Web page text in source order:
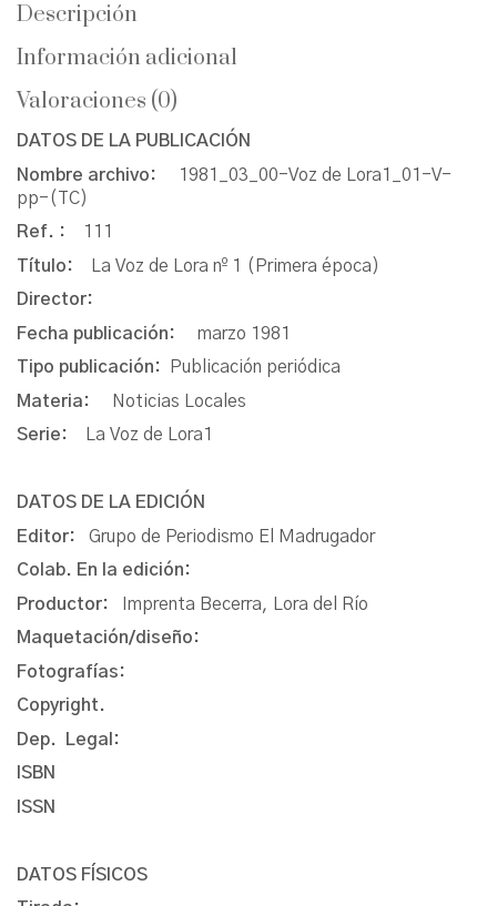
Descripción
Información adicional
Valoraciones (0)
DATOS DE LA PUBLICACIÓN
Nombre archivo:
1981_03_00-Voz de Lora1_01-V-
pp-(TC)
Ref. :
111
Título:
La Voz de Lora nº 1 (Primera época)
Director:
Fecha publicación: marzo 1981
Tipo publicación:
Publicación periódica
Materia:
Noticias Locales
Serie:
La Voz de Lora1
DATOS DE LA EDICIÓN
Editor: Grupo de Periodismo El Madrugador
Colab. En la edición:
Productor:
Imprenta Becerra, Lora del Río
Maquetación/diseño:
Fotografías:
Copyright.
Dep. Legal:
ISBN
ISSN
DATOS FÍSICOS